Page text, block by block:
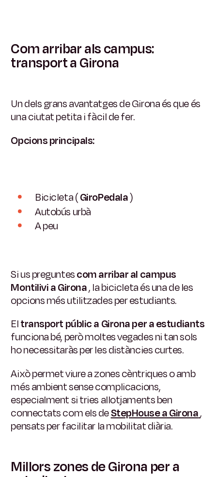
Com arribar als campus:
transport a Girona
Un dels grans avantatges de Girona és que és
una ciutat petita i fàcil de fer.
Opcions principals:
Bicicleta (GiroPedala)
Autobús urbà
A peu
Si us preguntescom arribar al campus
Montilivi a Girona, la bicicleta és una de les
opcions més utilitzades per estudiants.
Eltransport públic a Girona per a estudiants
funciona bé, però moltes vegades ni tan sols
ho necessitaràs per les distàncies curtes.
Això permet viure a zones cèntriques o amb
més ambient sense complicacions,
especialment si tries allotjaments ben
connectats com els deStepHouse a Girona,
pensats per facilitar la mobilitat diària.
Millors zones de Girona per a